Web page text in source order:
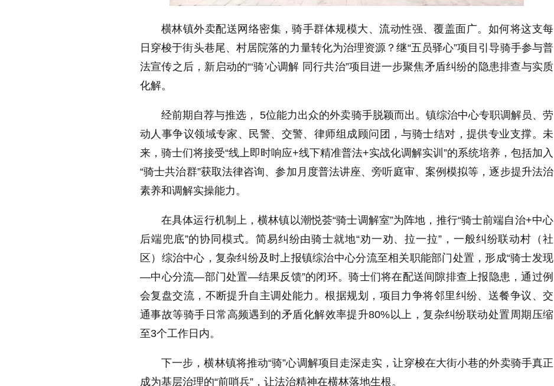
横林镇外卖配送网络密集，骑手群体规模大、流动性强、覆盖面广。如何将这支每
日穿梭于街头巷尾、村居院落的力量转化为治理资源？继“五员驿心”项目引导骑手参与普
法宣传之后，新启动的“‘骑’心调解 同行共治”项目进一步聚焦矛盾纠纷的隐患排查与实质
化解。
经前期自荐与推选， 5位能力出众的外卖骑手脱颖而出。镇综治中心专职调解员、劳
动人事争议领域专家、民警、交警、律师组成顾问团，与骑士结对，提供专业支撑。未
来，骑士们将接受“线上即时响应+线下精准普法+实战化调解实训”的系统培养，包括加入
“骑士共治群”获取法律咨询、参加月度普法讲座、旁听庭审、案例模拟等，逐步提升法治
素养和调解实操能力。
在具体运行机制上，横林镇以潮悦荟“骑士调解室”为阵地，推行“骑士前端自治+中心
后端兜底”的协同模式。简易纠纷由骑士就地“劝一劝、拉一拉”，一般纠纷联动村（社
区）综治中心，复杂纠纷及时上报镇综治中心分流至相关职能部门处置，形成“骑士发现
—中心分流—部门处置—结果反馈”的闭环。骑士们将在配送间隙排查上报隐患，通过例
会复盘交流，不断提升自主调处能力。根据规划，项目力争将邻里纠纷、送餐争议、交
通事故等骑手日常高频遇到的矛盾化解效率提升80%以上，复杂纠纷联动处置周期压缩
至3个工作日内。
下一步，横林镇将推动“骑”心调解项目走深走实，让穿梭在大街小巷的外卖骑手真正
成为基层治理的“前哨兵”，让法治精神在横林落地生根。